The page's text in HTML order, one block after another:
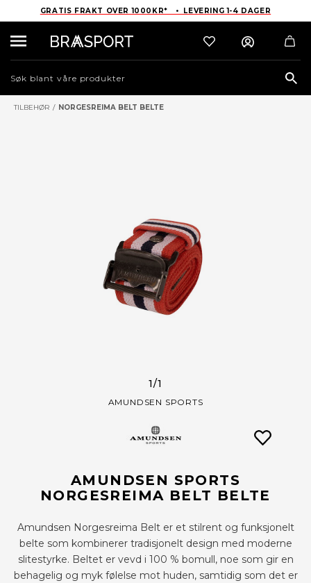
GRATIS FRAKT OVER 1000KR* • LEVERING 1-4 DAGER
TILBEHØR / NORGESREIMA BELT BELTE
1/1
AMUNDSEN SPORTS
AMUNDSEN SPORTS
NORGESREIMA BELT BELTE
Amundsen Norgesreima Belt er et stilrent og funksjonelt
belte som kombinerer tradisjonelt design med moderne
slitestyrke. Beltet er vevd i 100 % bomull, noe som gir en
behagelig og myk følelse mot huden, samtidig som det er